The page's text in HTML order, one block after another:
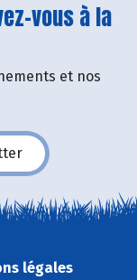
vous à la
et nos
légales